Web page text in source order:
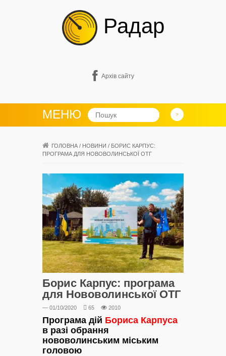
Радар
Архів сайту
МЕНЮ
ГОЛОВНА / НОВИНИ / БОРИС КАРПУС:
ПРОГРАМА ДЛЯ НОВОВОЛИНСЬКОЇ ОТГ
Борис Карпус: програма
для Нововолинської ОТГ
— 01/10/2020 65 2010
Програма дій Бориса Карпуса
в разі обрання
нововолинським міським
головою